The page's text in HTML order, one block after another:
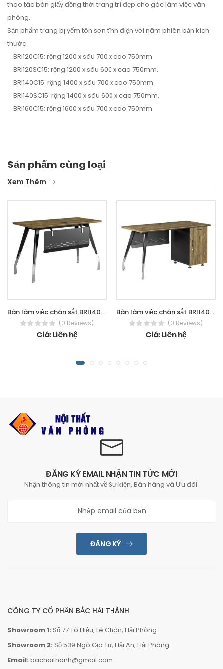
thao tác bàn giấy đồng thời trang trí đẹp cho góc làm việc văn
phòng.
Sản phẩm trang bị yếm tôn sơn tĩnh điện với năm phiên bản kích
thước:
BRI120C15: rộng 1200 x sâu 700 x cao 750mm.
BRI120SC15: rộng 1200 x sâu 600 x cao 750mm.
BRI140C15: rộng 1400 x sâu 700 x cao 750mm.
BRI140SC15: rộng 1400 x sâu 600 x cao 750mm.
BRI160C15: rộng 1600 x sâu 700 x cao 750mm.
Sản phẩm cùng loại
Xem Thêm
Bàn làm việc chân sắt BRI140SC15
(0 Reviews)
Giá: Liên hệ
Bàn làm việc chân sắt BRI140SHLC15
(0 Reviews)
Giá: Liên hệ
ĐĂNG KÝ EMAIL NHẬN TIN TỨC MỚI
Nhận thông tin mới nhất về Sự kiện, Bán hàng và Ưu đãi.
ĐĂNG KÝ
CÔNG TY CỔ PHẦN BẮC HẢI THÀNH
Showroom 1: Số 77 Tô Hiệu, Lê Chân, Hải Phòng.
Showroom 2: Số 539 Ngô Gia Tự, Hải An, Hải Phòng.
Email: bachaithanh@gmail.com